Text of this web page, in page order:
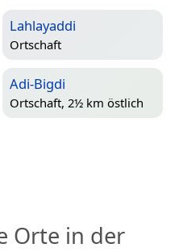
Lahlayaddi
Ortschaft
Adi-Bigdi
Ortschaft, 2½ km östlich
Orte in der